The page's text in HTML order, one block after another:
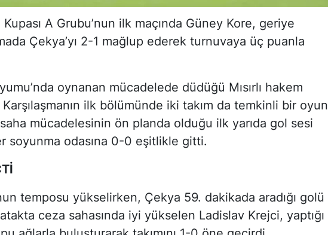
A Grubu’nun ilk maçında Güney Kore, geriye
Çekya’yı 2-1 mağlup ederek turnuvaya üç puanla
oynanan mücadelede düdüğü Mısırlı hakem
ilk bölümünde iki takım da temkinli bir oyun
mücadelesinin ön planda olduğu ilk yarıda gol sesi
soyunma odasına 0-0 eşitlikle gitti.
temposu yükselirken, Çekya 59. dakikada aradığı golü
ceza sahasında iyi yükselen Ladislav Krejci, yaptığı